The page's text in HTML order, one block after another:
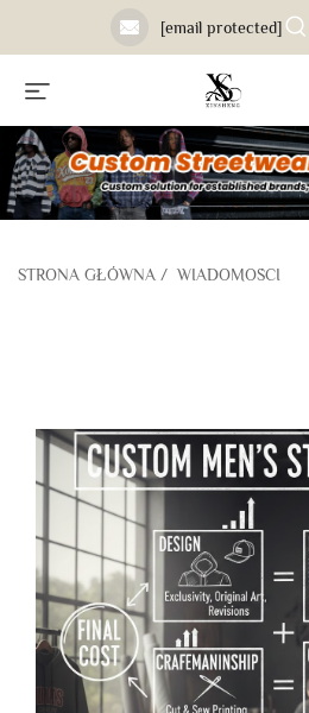
[email protected]
STRONA GŁÓWNA / WIADOMOŚCI